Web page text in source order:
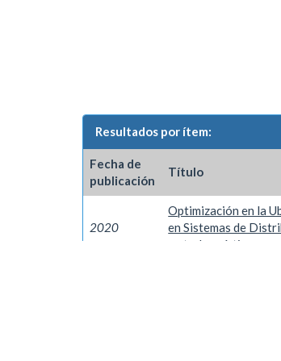
Resultados por ítem:
Fecha de
publicación
Título
2020
Optimización en la
en Sistemas de
meta-heurístico y